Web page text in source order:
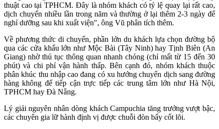
thuật cao tại TPHCM. Đây là nhóm khách có tỷ lệ quay lại rất cao,
dịch chuyển nhiều lần trong năm và thường ở lại thêm 2-3 ngày để
nghỉ dưỡng sau khi xuất viện", ông Vũ phân tích thêm.
Về phương thức di chuyển, phần lớn du khách lựa chọn đường bộ
qua các cửa khẩu lớn như Mộc Bài (Tây Ninh) hay Tịnh Biên (An
Giang) nhờ thủ tục thông quan nhanh chóng (chỉ mất từ 15 đến 30
phút) và chi phí vận hành thấp. Bên cạnh đó, nhóm khách thuộc
phân khúc thu nhập cao đang có xu hướng chuyển dịch sang đường
hàng không để tiếp cận trực tiếp các trung tâm lớn như Hà Nội,
TPHCM hay Đà Nẵng.
Lý giải nguyên nhân dòng khách Campuchia tăng trưởng vượt bậc,
các chuyên gia lữ hành định vị được chuỗi đòn bẩy cốt lõi.